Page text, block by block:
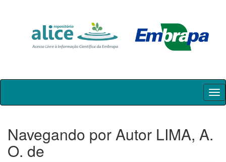
Skip
Navegando por Autor LIMA, A.
O. de